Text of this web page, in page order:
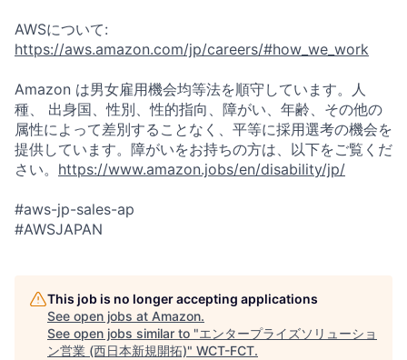
AWSについて:
https://aws.amazon.com/jp/careers/#how_we_work
Amazon は男女雇用機会均等法を順守しています。人
種、 出身国、性別、性的指向、障がい、年齢、その他の
属性によって差別することなく、平等に採用選考の機会を
提供しています。障がいをお持ちの方は、以下をご覧くだ
さい。 https://www.amazon.jobs/en/disability/jp/
#aws-jp-sales-ap
#AWSJAPAN
This job is no longer accepting applications
See open jobs at Amazon.
See open jobs similar to "エンタープライズソリューショ
ン営業 (西日本新規開拓)" WCT-FCT.